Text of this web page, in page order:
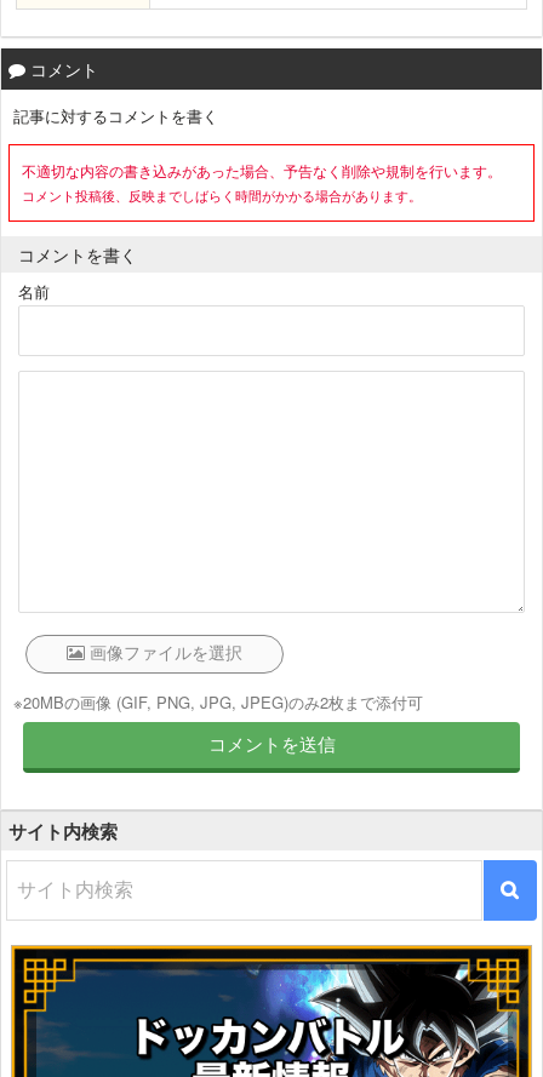
コメント
記事に対するコメントを書く
不適切な内容の書き込みがあった場合、予告なく削除や規制を行います。
コメント投稿後、反映までしばらく時間がかかる場合があります。
コメントを書く
※20MBの画像 (GIF, PNG, JPG, JPEG)のみ2枚まで添付可
名前
サイト内検索